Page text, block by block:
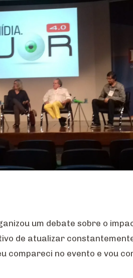
um debate sobre o
de atualizar
compareci no evento e vou